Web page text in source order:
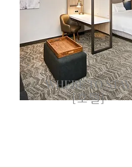
WHERE TO STAY
[호텔]